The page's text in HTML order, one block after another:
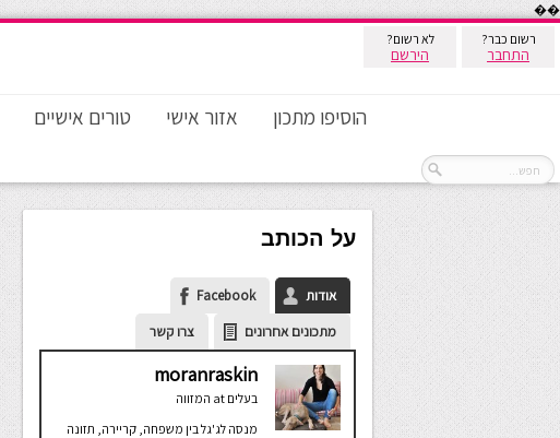
��
רשום כבר?
התחבר
לא רשום?
הירשם
הוסיפו מתכון אזור אישי טורים אישיים
על הכותב
אודות
Facebook
מתכונים אחרונים
צרו קשר
moranraskin
בעלים
המזווה
מנסה לג'גל בין משפחה, קריירה, תזונה